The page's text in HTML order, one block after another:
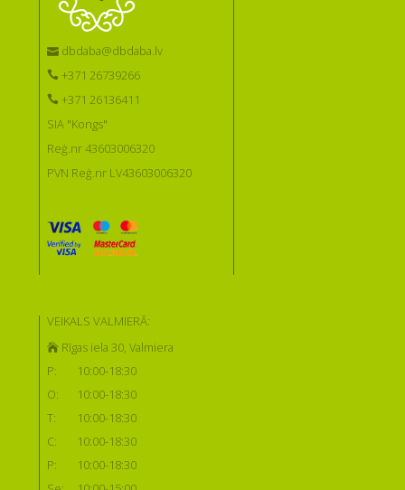
dbdaba@dbdaba.lv
+371 26739266
+371 26136411
SIA "Kongs"
Reģ.nr 43603006320
PVN Reģ.nr LV43603006320
VEIKALS VALMIERĀ:
Rīgas iela 30, Valmiera
P:
10:00-18:30
O:
10:00-18:30
T:
10:00-18:30
C:
10:00-18:30
P:
10:00-18:30